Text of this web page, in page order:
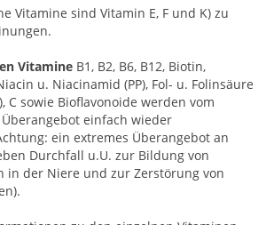
Vitamine sind Vitamin E, F und K) zu
Vitamine B1, B2, B6, B12, Biotin,
u. Niacinamid (PP), Fol- u. Folinsäure
C sowie Bioflavonoide werden vom
einfach wieder
ein extremes Überangebot an
Durchfall u.U. zur Bildung von
in der Niere und zur Zerstörung von